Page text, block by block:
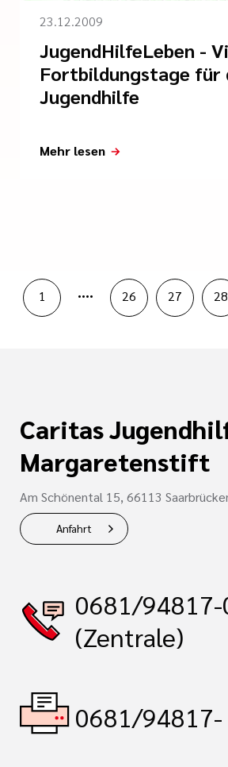
23.12.2009
JugendHilfeLeben -
Fortbildungstage für
Jugendhilfe
Mehr lesen
1 .... 26 27 28
Caritas
Margaretenstift
Am Schönental 15, 66113
Anfahrt
0681/94817-
(Zentrale)
0681/94817-